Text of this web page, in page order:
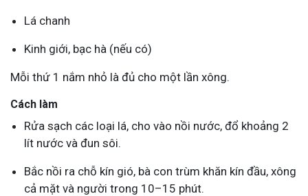
Lá chanh
Kinh giới, bạc hà (nếu có)
Mỗi thứ 1 nắm nhỏ là đủ cho một lần xông.
Cách làm
Rửa sạch các loại lá, cho vào nồi nước, đổ khoảng 2
lít nước và đun sôi.
Bắc nồi ra chỗ kín gió, bà con trùm khăn kín đầu, xông
cả mặt và người trong 10–15 phút.